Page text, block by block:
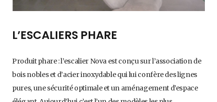
L’ESCALIERS PHARE
Produit phare : l’escalier Nova est conçu sur l’association de
bois nobles et d’acier inoxydable qui lui confère des lignes
pures, une sécurité optimale et un aménagement d’espace